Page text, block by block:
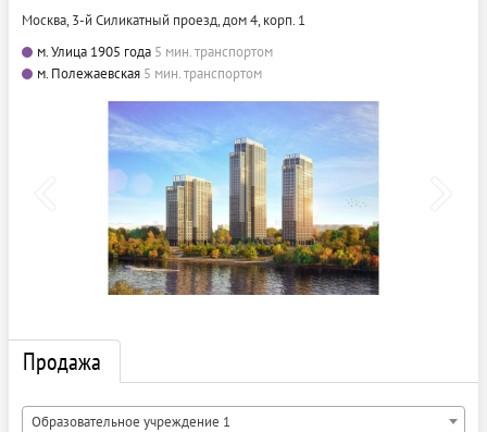
Москва, 3-й Силикатный проезд, дом 4, корп. 1
м. Улица 1905 года 5 мин. транспортом
м. Полежаевская 5 мин. транспортом
Продажа
Образовательное учреждение 1